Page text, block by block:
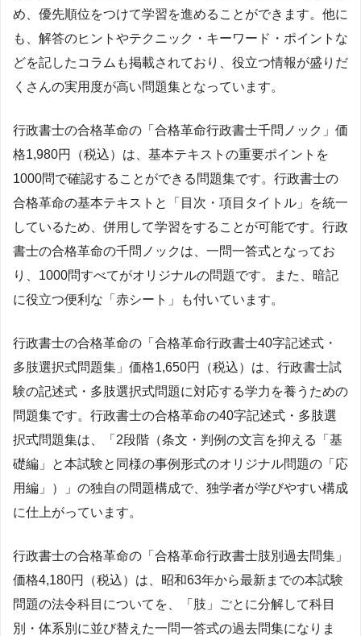
め、優先順位をつけて学習を進めることができます。他に
も、解答のヒントやテクニック・キーワード・ポイントな
どを記したコラムも掲載されており、役立つ情報が盛りだ
くさんの実用度が高い問題集となっています。
行政書士の合格革命の「合格革命行政書士千問ノック」価
格1,980円（税込）は、基本テキストの重要ポイントを
1000問で確認することができる問題集です。行政書士の
合格革命の基本テキストと「目次・項目タイトル」を統一
しているため、併用して学習をすることが可能です。行政
書士の合格革命の千問ノックは、一問一答式となってお
り、1000問すべてがオリジナルの問題です。また、暗記
に役立つ便利な「赤シート」も付いています。
行政書士の合格革命の「合格革命行政書士40字記述式・
多肢選択式問題集」価格1,650円（税込）は、行政書士試
験の記述式・多肢選択式問題に対応する学力を養うための
問題集です。行政書士の合格革命の40字記述式・多肢選
択式問題集は、「2段階（条文・判例の文言を抑える「基
礎編」と本試験と同様の事例形式のオリジナル問題の「応
用編」）」の独自の問題構成で、独学者が学びやすい構成
に仕上がっています。
行政書士の合格革命の「合格革命行政書士肢別過去問集」
価格4,180円（税込）は、昭和63年から最新までの本試験
問題の法令科目についてを、「肢」ごとに分解して科目
別・体系別に並び替えた一問一答式の過去問集になりま